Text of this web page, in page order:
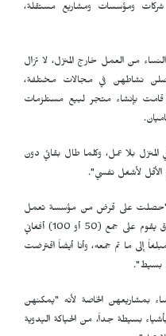
ومؤسسات ومشاريع مستقلة،
من العمل خارج المنزل، لا تزال
نشاطهن في مجالات مختلفة،
قامت بإنشاء متجر لبيع مستلزمات
بلا عمل، وكلما طال بقائي دون
الأقل لأشغل نفسي".
"حصلت على قرض من مؤسسة تعمل
في باميان، ولدى هذه المؤسسة برنامج صندوق يقوم على جمع (50 أو 100) أفغاني
إلى ما تم جمعه، وأنا أيضاً اقترضت
بسيط".
بمشاريعهن الخاصة لأنه "يمكنهن
بسيطة جداً، من الحياكة اليدوية